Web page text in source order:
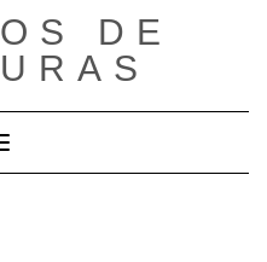
DE
modo de navegación